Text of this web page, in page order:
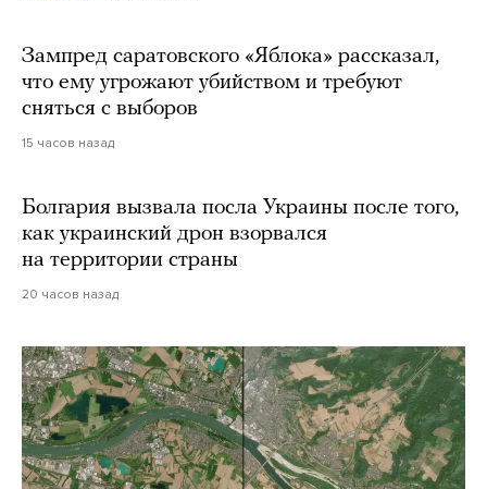
Зампред саратовского «Яблока» рассказал,
что ему угрожают убийством и требуют
сняться с выборов
15 часов назад
Болгария вызвала посла Украины после того,
как украинский дрон взорвался
на территории страны
20 часов назад